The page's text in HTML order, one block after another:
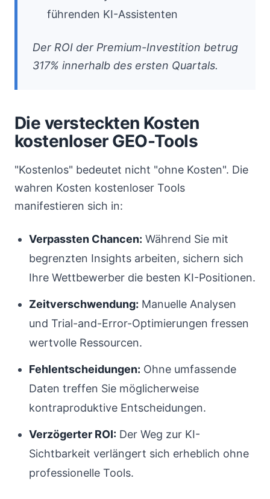
führenden KI-Assistenten
Der ROI der Premium-Investition betrug
317% innerhalb des ersten Quartals.
Die versteckten Kosten
kostenloser GEO-Tools
"Kostenlos" bedeutet nicht "ohne Kosten". Die
wahren Kosten kostenloser Tools
manifestieren sich in:
Verpassten Chancen: Während Sie mit
begrenzten Insights arbeiten, sichern sich
Ihre Wettbewerber die besten KI-Positionen.
Zeitverschwendung: Manuelle Analysen
und Trial-and-Error-Optimierungen fressen
wertvolle Ressourcen.
Fehlentscheidungen: Ohne umfassende
Daten treffen Sie möglicherweise
kontraproduktive Entscheidungen.
Verzögerter ROI: Der Weg zur KI-
Sichtbarkeit verlängert sich erheblich ohne
professionelle Tools.